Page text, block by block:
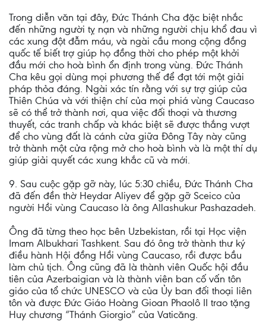
Trong diễn văn tại đây, Đức Thánh Cha đặc biệt nhắc
đến những người tỵ nạn và những người chịu khổ đau vì
các xung đột đẫm máu, và ngài cầu mong cộng đồng
quốc tế biết trợ giúp họ đồng thời cho phép một khởi
đầu mới cho hoà bình ổn định trong vùng. Đức Thánh
Cha kêu gọi dùng mọi phương thế để đạt tới một giải
pháp thỏa đáng. Ngài xác tín rằng với sự trợ giúp của
Thiên Chúa và với thiện chí của mọi phiá vùng Caucaso
sẽ có thể trở thành nơi, qua việc đối thoại và thương
thuyết, các tranh chấp và khác biệt sẽ được thắng vượt
để cho vùng đất là cánh cửa giữa Đông Tây này cũng
trở thành một cửa rộng mở cho hoà bình và là một thí dụ
giúp giải quyết các xung khắc cũ và mới.
9. Sau cuộc gặp gỡ này, lúc 5:30 chiều, Đức Thánh Cha
đã đến đền thờ Heydar Aliyev để gặp gỡ Sceico của
người Hồi vùng Caucaso là ông Allashukur Pashazadeh.
Ông đã từng theo học bên Uzbekistan, rồi tại Học viện
Imam Albukhari Tashkent. Sau đó ông trở thành thư ký
điều hành Hội đồng Hồi vùng Caucaso, rồi được bầu
làm chủ tịch. Ông cũng đã là thành viên Quốc hội đầu
tiên của Azerbaigian và là thành viên ban cố vấn tôn
giáo của tổ chức UNESCO và của Ủy ban đối thoại liên
tôn và được Đức Giáo Hoàng Gioan Phaolô II trao tặng
Huy chương “Thánh Giorgio” của Vaticăng.